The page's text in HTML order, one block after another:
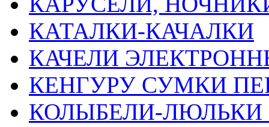
КАТАЛКИ-КАЧАЛКИ
КАЧЕЛИ
КЕНГУРУ СУМКИ
КОЛЫБЕЛИ-ЛЮЛЬКИ